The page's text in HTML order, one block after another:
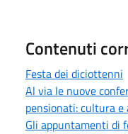
Contenuti
Festa dei diciottenni
Al via le nuove
pensionati: cultura
Gli appuntamenti di